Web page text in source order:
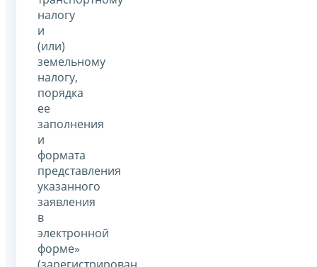
налогу
и
(или)
земельному
налогу,
порядка
ее
заполнения
и
формата
представления
указанного
заявления
в
электронной
форме»
(зарегистрирован